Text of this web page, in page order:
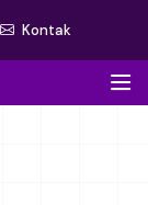
Kontak